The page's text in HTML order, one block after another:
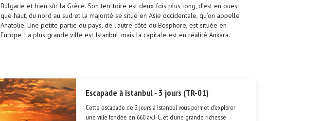
Bulgarie et bien sûr la Grèce. Son territoire est deux fois plus long, d’est en ouest,
que haut, du nord au sud et la majorité se situe en Asie occidentale, qu’on appelle
Anatolie. Une petite partie du pays, de l’autre côté du Bosphore, est située en
Europe. La plus grande ville est Istanbul, mais la capitale est en réalité Ankara.
Escapade à Istanbul - 3 jours (TR-01)
Cette escapade de 3 jours à Istanbul vous permet d’explorer
une ville fondée en 660 av. J.-C. et d’une grande richesse